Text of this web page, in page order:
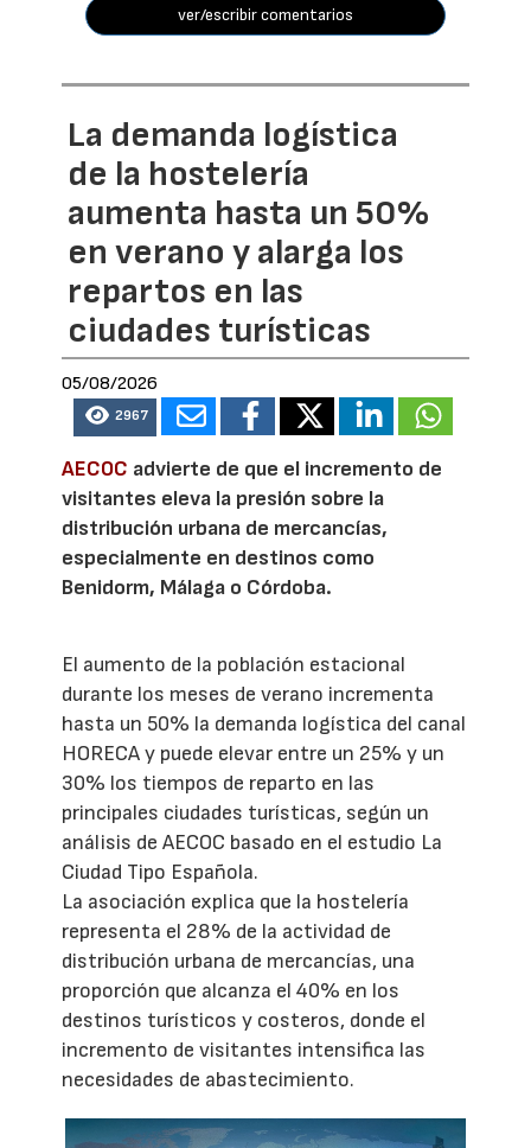
ver/escribir comentarios
La demanda logística
de la hostelería
aumenta hasta un 50%
en verano y alarga los
repartos en las
ciudades turísticas
05/08/2026
2967
AECOC advierte de que el incremento de
visitantes eleva la presión sobre la
distribución urbana de mercancías,
especialmente en destinos como
Benidorm, Málaga o Córdoba.
El aumento de la población estacional
durante los meses de verano incrementa
hasta un 50% la demanda logística del canal
HORECA y puede elevar entre un 25% y un
30% los tiempos de reparto en las
principales ciudades turísticas, según un
análisis de AECOC basado en el estudio La
Ciudad Tipo Española.
La asociación explica que la hostelería
representa el 28% de la actividad de
distribución urbana de mercancías, una
proporción que alcanza el 40% en los
destinos turísticos y costeros, donde el
incremento de visitantes intensifica las
necesidades de abastecimiento.